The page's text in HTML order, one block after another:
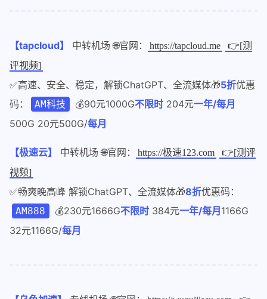
【tapcloud】 中转机场 🌐官网： https://tapcloud.me
👉[测
评视频]
✅高速、安全、稳定，解锁ChatGPT、全流媒体🎁5折优惠
码：
AM科技 💰90元1000G不限时204元一年/每月
500G 20元500G/每月
【极速云】 中转机场 🌐官网： https://极速123.com
👉[测评
视频]
✅畅爽晚高峰 解锁ChatGPT、全流媒体🎁8折优惠码：
AM888 💰230元1666G不限时384元一年/每月1166G
32元1166G/每月